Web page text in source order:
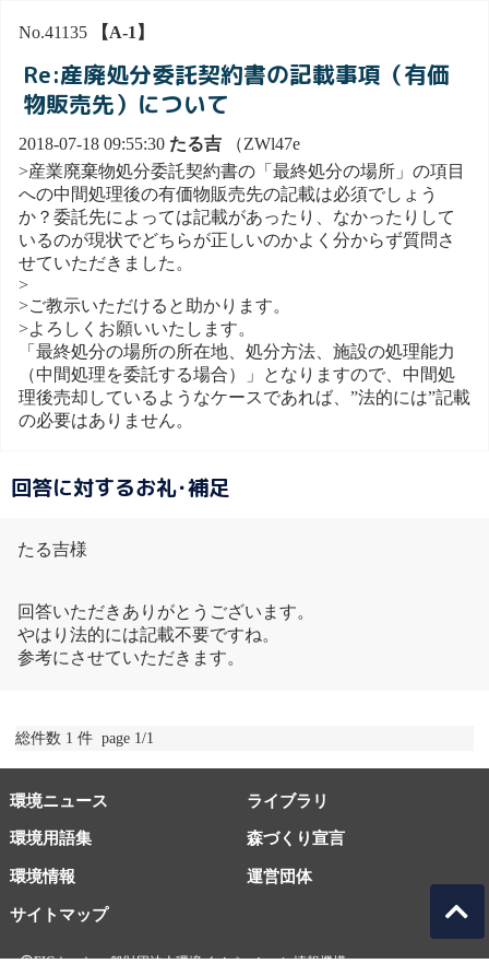
No.41135 【A-1】
Re:産廃処分委託契約書の記載事項（有価
物販売先）について
2018-07-18 09:55:30 たる吉 （ZWl47e
>産業廃棄物処分委託契約書の「最終処分の場所」の項目
への中間処理後の有価物販売先の記載は必須でしょう
か？委託先によっては記載があったり、なかったりして
いるのが現状でどちらが正しいのかよく分からず質問さ
せていただきました。
>
>ご教示いただけると助かります。
>よろしくお願いいたします。
「最終処分の場所の所在地、処分方法、施設の処理能力
（中間処理を委託する場合）」となりますので、中間処
理後売却しているようなケースであれば、”法的には”記載
の必要はありません。
回答に対するお礼･補足
たる吉様
回答いただきありがとうございます。
やはり法的には記載不要ですね。
参考にさせていただきます。
総件数 1 件 page 1/1
環境ニュース ライブラリ
環境用語集 森づくり宣言
環境情報
サイトマップ
運営団体